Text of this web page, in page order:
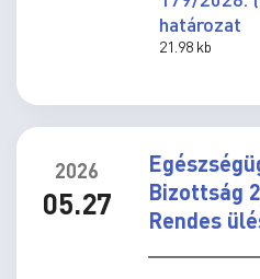
határozat
21.98 kb
2026
05.27
Bizottság
Rendes